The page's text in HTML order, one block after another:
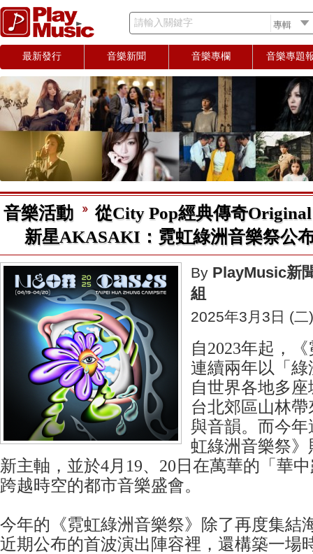
請輸入關鍵字
最新發行 音樂新聞 音樂專欄 音樂專題
音樂活動
從City Pop經典傳奇
新星AKASAKI：霓虹綠洲音樂祭公
By PlayMusic新
組
2025年3月3日 (二)
自2023年起，
連續兩年以「
自世界各地多
台北郊區山林
與音韻。而今
虹綠洲音樂祭
新主軸，​並於4月19、20日在萬華的「華
跨越時空的都市音樂盛會。
今年的《霓虹綠洲音樂祭》除了再度集結
近期公布的首波演出陣容裡，還構築一場